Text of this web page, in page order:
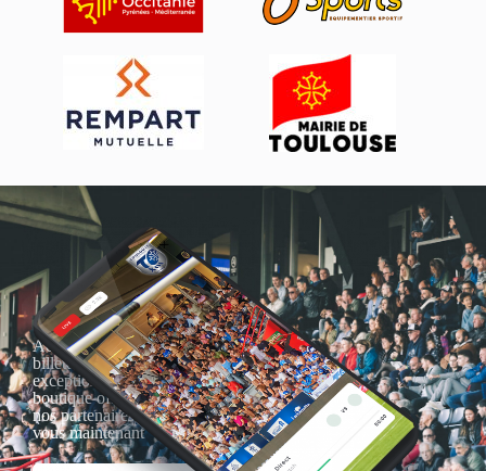
Actualités, nouveautés,
billetterie, remises
exceptionnelles dans la
boutique officielles & chez
nos partenaires… Inscrivez-
vous maintenant